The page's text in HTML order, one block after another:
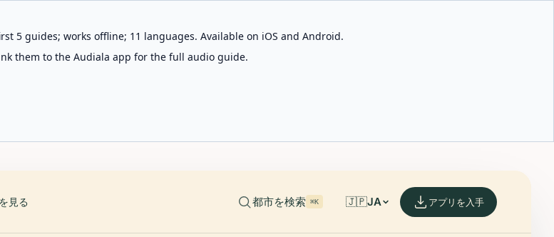
5 guides; works offline; 11 languages. Available on iOS and Android.
them to the Audiala app for the full audio guide.
見る 都市を検索 ⌘K 🇯🇵JA アプリを入手